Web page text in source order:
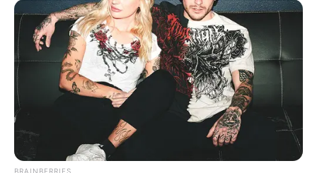
Biodata & Profil
Nama Lengkap: Cut Putri Tsabina
Nama Panggung: Beby Tsabina
Nama Panggilan: Beby
Tempat, Tanggal Lahir: Banda Aceh, Aceh, 27 Oktober 2002
Kewarganegaraan: Indonesia
BRAINBERRIES